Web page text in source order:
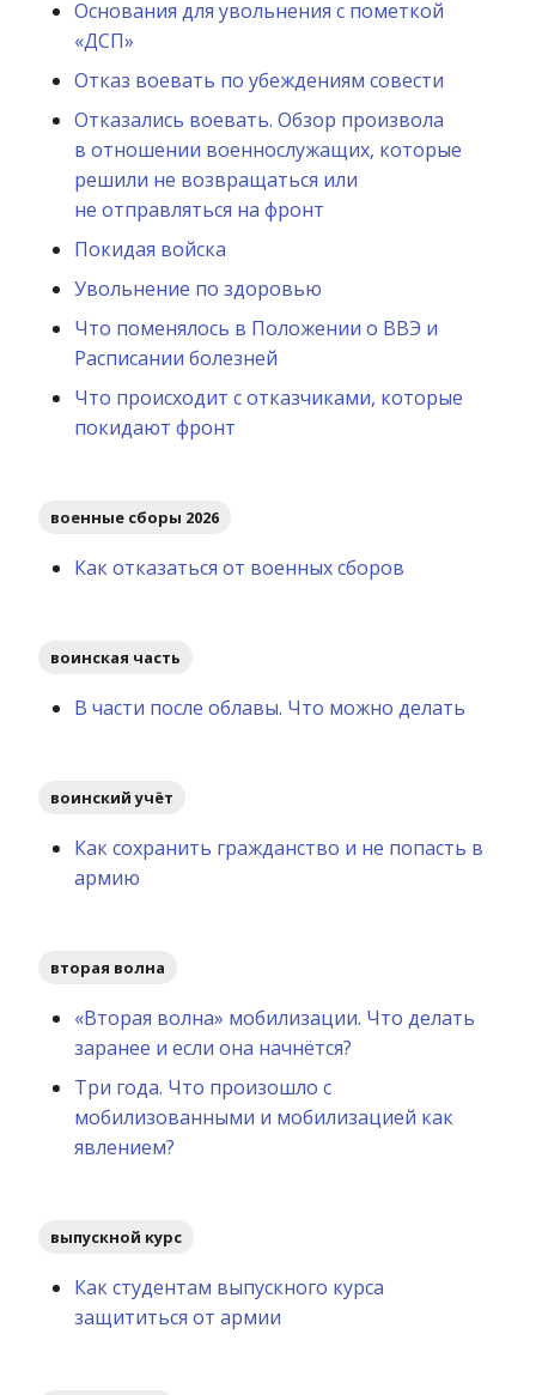
Основания для увольнения с пометкой
«ДСП»
Отказ воевать по убеждениям совести
Отказались воевать. Обзор произвола
в отношении военнослужащих, которые
решили не возвращаться или
не отправляться на фронт
Покидая войска
Увольнение по здоровью
Что поменялось в Положении о ВВЭ и
Расписании болезней
Что происходит с отказчиками, которые
покидают фронт
военные сборы 2026
Как отказаться от военных сборов
воинская часть
В части после облавы. Что можно делать
воинский учёт
Как сохранить гражданство и не попасть в
армию
вторая волна
«Вторая волна» мобилизации. Что делать
заранее и если она начнётся?
Три года. Что произошло с
мобилизованными и мобилизацией как
явлением?
выпускной курс
Как студентам выпускного курса
защититься от армии